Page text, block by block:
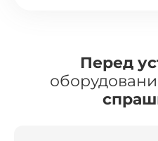
Перед